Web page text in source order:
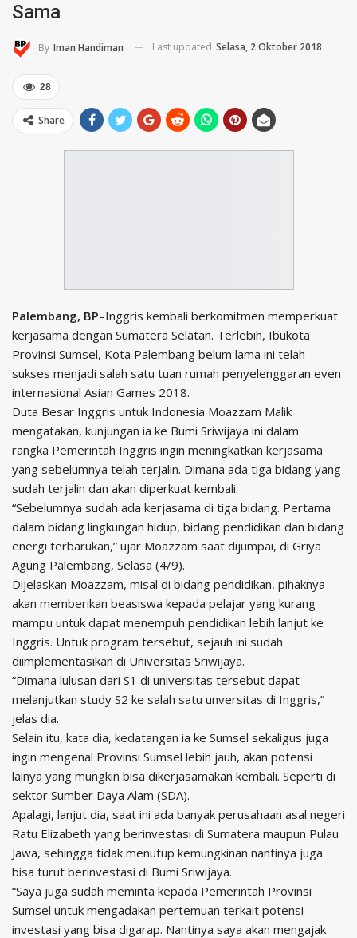
Sama
By Iman Handiman Last updated Selasa, 2 Oktober 2018
28
Share
Palembang, BP–Inggris kembali berkomitmen memperkuat
kerjasama dengan Sumatera Selatan. Terlebih, Ibukota
Provinsi Sumsel, Kota Palembang belum lama ini telah
sukses menjadi salah satu tuan rumah penyelenggaran even
internasional Asian Games 2018.
Duta Besar Inggris untuk Indonesia Moazzam Malik
mengatakan, kunjungan ia ke Bumi Sriwijaya ini dalam
rangka Pemerintah Inggris ingin meningkatkan kerjasama
yang sebelumnya telah terjalin. Dimana ada tiga bidang yang
sudah terjalin dan akan diperkuat kembali.
“Sebelumnya sudah ada kerjasama di tiga bidang. Pertama
dalam bidang lingkungan hidup, bidang pendidikan dan bidang
energi terbarukan,” ujar Moazzam saat dijumpai, di Griya
Agung Palembang, Selasa (4/9).
Dijelaskan Moazzam, misal di bidang pendidikan, pihaknya
akan memberikan beasiswa kepada pelajar yang kurang
mampu untuk dapat menempuh pendidikan lebih lanjut ke
Inggris. Untuk program tersebut, sejauh ini sudah
diimplementasikan di Universitas Sriwijaya.
“Dimana lulusan dari S1 di universitas tersebut dapat
melanjutkan study S2 ke salah satu unversitas di Inggris,”
jelas dia.
Selain itu, kata dia, kedatangan ia ke Sumsel sekaligus juga
ingin mengenal Provinsi Sumsel lebih jauh, akan potensi
lainya yang mungkin bisa dikerjasamakan kembali. Seperti di
sektor Sumber Daya Alam (SDA).
Apalagi, lanjut dia, saat ini ada banyak perusahaan asal negeri
Ratu Elizabeth yang berinvestasi di Sumatera maupun Pulau
Jawa, sehingga tidak menutup kemungkinan nantinya juga
bisa turut berinvestasi di Bumi Sriwijaya.
“Saya juga sudah meminta kepada Pemerintah Provinsi
Sumsel untuk mengadakan pertemuan terkait potensi
investasi yang bisa digarap. Nantinya saya akan mengajak